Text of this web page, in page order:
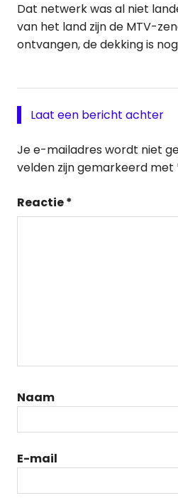
Dat netwerk was al niet
van het land zijn de MTV-
ontvangen, de dekking is
Laat een bericht achter
Je e-mailadres wordt niet
velden zijn gemarkeerd met
Reactie*
Naam
E-mail